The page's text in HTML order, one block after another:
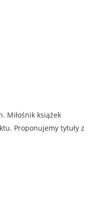
Miłośnik książek
Proponujemy tytuły z